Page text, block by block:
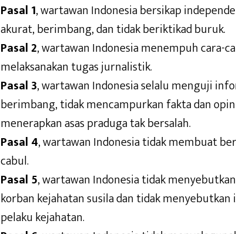
Pasal 1, wartawan Indonesia bersikap
akurat, berimbang, dan tidak beriktikad buruk.
Pasal 2, wartawan Indonesia menempuh cara-
melaksanakan tugas jurnalistik.
Pasal 3, wartawan Indonesia selalu menguji
berimbang, tidak mencampurkan fakta dan
menerapkan asas praduga tak bersalah.
Pasal 4, wartawan Indonesia tidak membuat
cabul.
Pasal 5, wartawan Indonesia tidak
korban kejahatan susila dan tidak
pelaku kejahatan.